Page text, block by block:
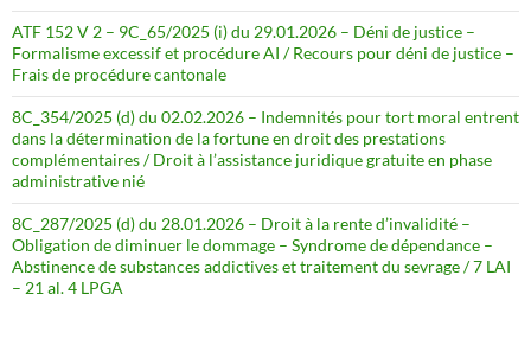
ATF 152 V 2 – 9C_65/2025 (i) du 29.01.2026 – Déni de justice –
Formalisme excessif et procédure AI / Recours pour déni de justice –
Frais de procédure cantonale
8C_354/2025 (d) du 02.02.2026 – Indemnités pour tort moral entrent
dans la détermination de la fortune en droit des prestations
complémentaires / Droit à l’assistance juridique gratuite en phase
administrative nié
8C_287/2025 (d) du 28.01.2026 – Droit à la rente d’invalidité –
Obligation de diminuer le dommage – Syndrome de dépendance –
Abstinence de substances addictives et traitement du sevrage / 7 LAI
– 21 al. 4 LPGA